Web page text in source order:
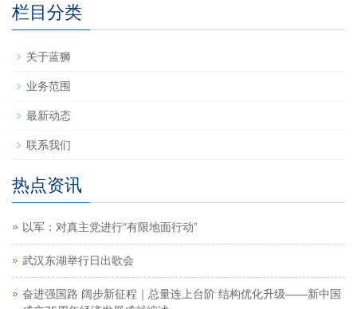
栏目分类
关于蓝狮
业务范围
最新动态
联系我们
热点资讯
以军：对真主党进行“有限地面行动”
武汉东湖举行日出歌会
奋进强国路 阔步新征程｜总量连上台阶 结构优化升级——新中国